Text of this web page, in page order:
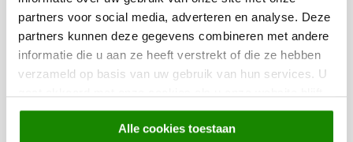
partners voor social media, adverteren en analyse. Deze
partners kunnen deze gegevens combineren met andere
informatie die u aan ze heeft verstrekt of die ze hebben
verzameld op basis van uw gebruik van hun services. U
gebruiken.
Alle cookies toestaan
Stap 3: Testen, testen en nog eens testen!